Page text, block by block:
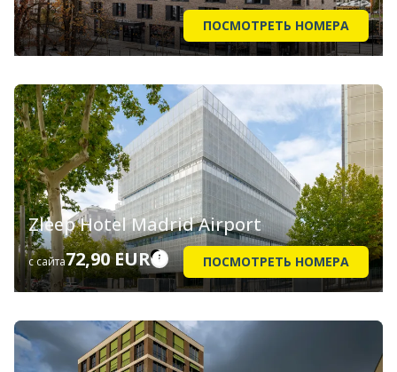
ПОСМОТРЕТЬ НОМЕРА
Zleep Hotel Madrid Airport
с сайта72,90 EUR ПОСМОТРЕТЬ НОМЕРА